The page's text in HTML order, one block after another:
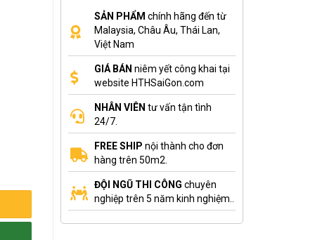
SẢN PHẨM chính hãng đến từ
Malaysia, Châu Âu, Thái Lan,
Việt Nam
GIÁ BÁN niêm yết công khai tại
website HTHSaiGon.com
NHÂN VIÊN tư vấn tận tình
24/7.
FREE SHIP nội thành cho đơn
hàng trên 50m2.
ĐỘI NGŨ THI CÔNG chuyên
nghiệp trên 5 năm kinh nghiệm..